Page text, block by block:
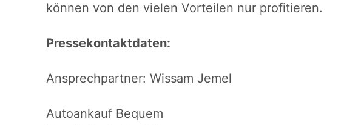
können von den vielen Vorteilen nur profitieren.
Pressekontaktdaten:
Ansprechpartner: Wissam Jemel
Autoankauf Bequem